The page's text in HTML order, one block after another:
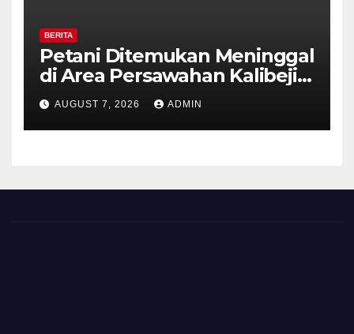
BERITA
Petani Ditemukan Meninggal
di Area Persawahan Kalibeji,
Polisi Pastikan Tidak Ada
Tanda Kekerasan
AUGUST 7, 2026 ADMIN